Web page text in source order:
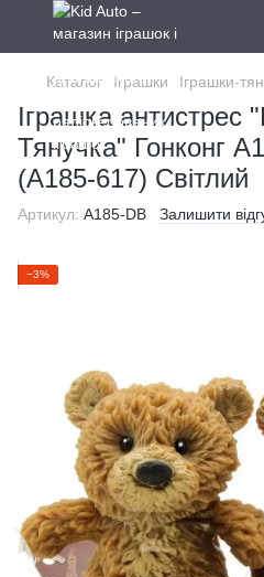
Каталог Іграшки Іграшки-
Іграшка антистрес
Тянучка" Гонконг
(A185-617) Світлий
Артикул: A185-DB Залишити
−3%